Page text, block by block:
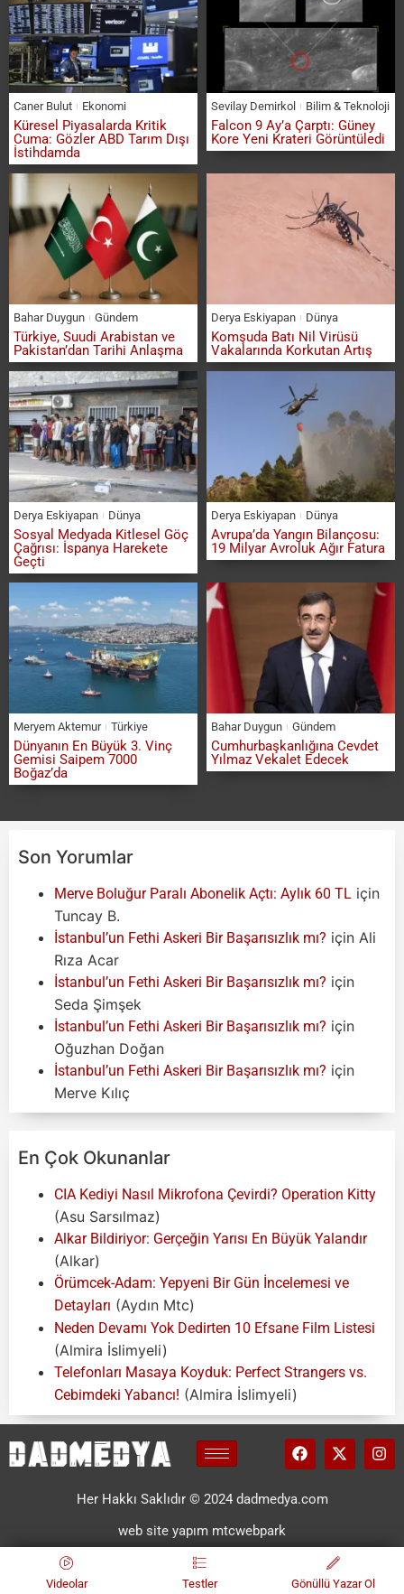
Caner Bulut Ekonomi
Küresel Piyasalarda Kritik
Cuma: Gözler ABD Tarım Dışı
İstihdamda
Sevilay Demirkol Bilim & Teknoloji
Falcon 9 Ay’a Çarptı: Güney
Kore Yeni Krateri Görüntüledi
Bahar Duygun Gündem
Türkiye, Suudi Arabistan ve
Pakistan’dan Tarihi Anlaşma
Derya Eskiyapan Dünya
Komşuda Batı Nil Virüsü
Vakalarında Korkutan Artış
Derya Eskiyapan Dünya
Sosyal Medyada Kitlesel Göç
Çağrısı: İspanya Harekete
Geçti
Derya Eskiyapan Dünya
Avrupa’da Yangın Bilançosu:
19 Milyar Avroluk Ağır Fatura
Meryem Aktemur Türkiye
Dünyanın En Büyük 3. Vinç
Gemisi Saipem 7000
Boğaz’da
Bahar Duygun Gündem
Cumhurbaşkanlığına Cevdet
Yılmaz Vekalet Edecek
Son Yorumlar
Merve Boluğur Paralı Abonelik Açtı: Aylık 60 TL için
Tuncay B.
İstanbul’un Fethi Askeri Bir Başarısızlık mı? için Ali
Rıza Acar
İstanbul’un Fethi Askeri Bir Başarısızlık mı? için
Seda Şimşek
İstanbul’un Fethi Askeri Bir Başarısızlık mı? için
Oğuzhan Doğan
İstanbul’un Fethi Askeri Bir Başarısızlık mı? için
Merve Kılıç
En Çok Okunanlar
CIA Kediyi Nasıl Mikrofona Çevirdi? Operation Kitty
(Asu Sarsılmaz)
Alkar Bildiriyor: Gerçeğin Yarısı En Büyük Yalandır
(Alkar)
Örümcek-Adam: Yepyeni Bir Gün İncelemesi ve
Detayları (Aydın Mtc)
Neden Devamı Yok Dedirten 10 Efsane Film Listesi
(Almira İslimyeli)
Telefonları Masaya Koyduk: Perfect Strangers vs.
Cebimdeki Yabancı! (Almira İslimyeli)
Her Hakkı Saklıdır © 2024 dadmedya.com
web site yapım mtcwebpark
Videolar Testler Gönüllü Yazar Ol